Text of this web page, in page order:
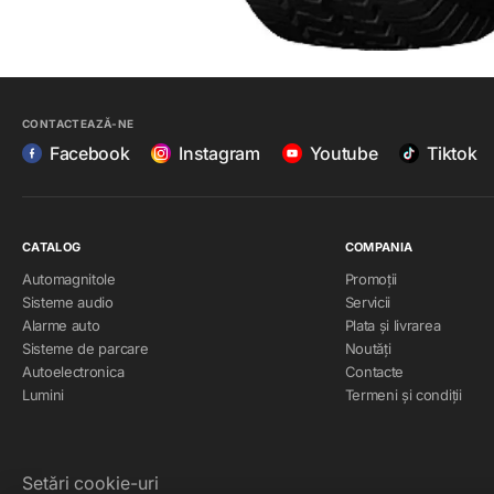
CONTACTEAZĂ-NE
Facebook Instagram Youtube Tiktok
CATALOG
Automagnitole
Sisteme audio
Alarme auto
Sisteme de parcare
Autoelectronica
Lumini
COMPANIA
Promoții
Servicii
Plata și livrarea
Noutăți
Contacte
Termeni și condiții
Setări cookie-uri